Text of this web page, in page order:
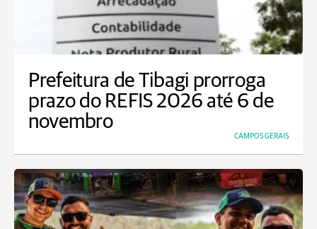
Prefeitura de Tibagi prorroga
prazo do REFIS 2026 até 6 de
novembro
CAMPOS GERAIS